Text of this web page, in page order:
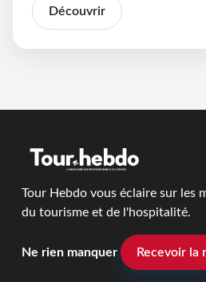
Découvrir
Tour Hebdo vous éclaire sur les
du tourisme et de l'hospitalité.
Ne rien manquer Recevoir la